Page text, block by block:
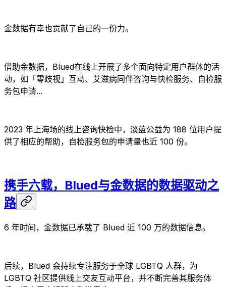
金数据有幸也贡献了自己的一份力。
借助金数据，Blued在线上开展了多个面向特定用户群体的活
动，如「零歧视」互动、艾滋病同伴咨询与快检服务、自检服
务包申请...
2023 年上海场的线上咨询快检中，淡蓝公益为 188 位用户提
供了相应的帮助，自检服务包的申请量也近 100 份。
携手六载，Blued与金数据的数据驱动之
路
6 年时间，金数据已承载了 Blued 近 100 万的数据信息。
后续，Blued 会持续专注服务于全球 LGBTQ 人群，为
LGBTQ 社区提供线上交友互动平台，并不断完善其服务体